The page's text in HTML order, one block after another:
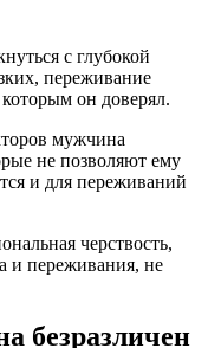
с глубокой
переживание
он доверял.
мужчина
не позволяют ему
и для переживаний
черствость,
и переживания, не
безразличен